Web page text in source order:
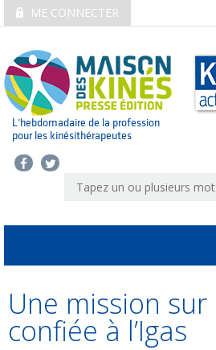
ME CONNECTER
L’hebdomadaire de la profession
pour les kinésithérapeutes
Une mission sur
confiée à l’Igas